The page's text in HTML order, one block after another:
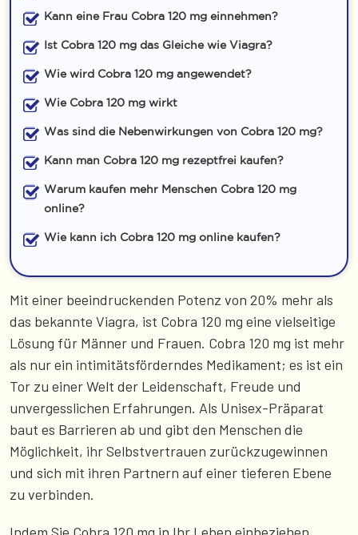
Kann eine Frau Cobra 120 mg einnehmen?
Ist Cobra 120 mg das Gleiche wie Viagra?
Wie wird Cobra 120 mg angewendet?
Wie Cobra 120 mg wirkt
Was sind die Nebenwirkungen von Cobra 120 mg?
Kann man Cobra 120 mg rezeptfrei kaufen?
Warum kaufen mehr Menschen Cobra 120 mg
online?
Wie kann ich Cobra 120 mg online kaufen?
Mit einer beeindruckenden Potenz von 20% mehr als
das bekannte Viagra, ist Cobra 120 mg eine vielseitige
Lösung für Männer und Frauen. Cobra 120 mg ist mehr
als nur ein intimitätsförderndes Medikament; es ist ein
Tor zu einer Welt der Leidenschaft, Freude und
unvergesslichen Erfahrungen. Als Unisex-Präparat
baut es Barrieren ab und gibt den Menschen die
Möglichkeit, ihr Selbstvertrauen zurückzugewinnen
und sich mit ihren Partnern auf einer tieferen Ebene
zu verbinden.